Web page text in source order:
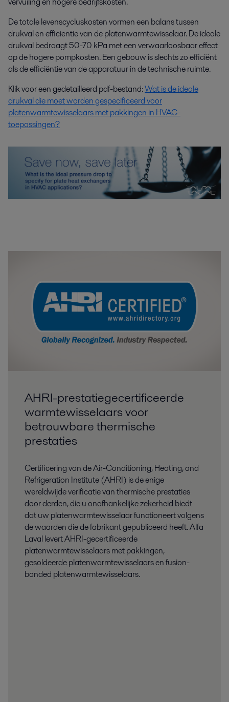
De totale levenscycluskosten vormen een balans tussen
drukval en efficiëntie van de platenwarmtewisselaar. De ideale
drukval bedraagt ​​50-70 kPa met een verwaarloosbaar effect
op de hogere pompkosten. Een gebouw is slechts zo efficiënt
als de efficiëntie van de apparatuur in de technische ruimte.
Klik voor een gedetailleerd pdf-bestand:Wat is de ideale
drukval die moet worden gespecificeerd voor
platenwarmtewisselaars met pakkingen in HVAC-
toepassingen?
AHRI-prestatiegecertificeerde
warmtewisselaars voor
betrouwbare thermische
prestaties
Certificering van de Air-Conditioning, Heating, and
Refrigeration Institute (AHRI) is de enige
wereldwijde verificatie van thermische prestaties
door derden, die u onafhankelijke zekerheid biedt
dat uw platenwarmtewisselaar functioneert volgens
de waarden die de fabrikant gepubliceerd heeft. Alfa
Laval levert AHRI-gecertificeerde
platenwarmtewisselaars met pakkingen,
gesoldeerde platenwarmtewisselaars en fusion-
bonded platenwarmtewisselaars.